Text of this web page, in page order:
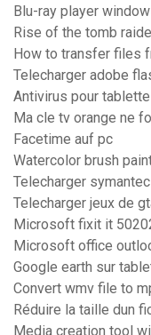
Blu-ray player
Rise of the tomb
How to transfer files
Telecharger adobe
Antivirus pour
Ma cle tv orange ne
Facetime auf pc
Watercolor brush
Telecharger
Telecharger jeux de
Microsoft fixit it
Microsoft office
Google earth sur
Convert wmv file to
Réduire la taille dun
Media creation tool